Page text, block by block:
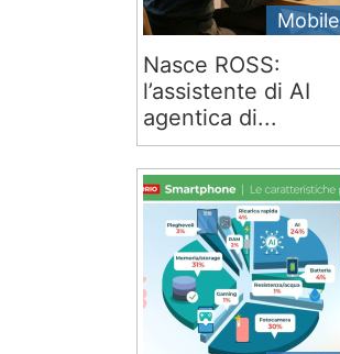
Mobile
Nasce ROSS:
l’assistente di AI
agentica di...